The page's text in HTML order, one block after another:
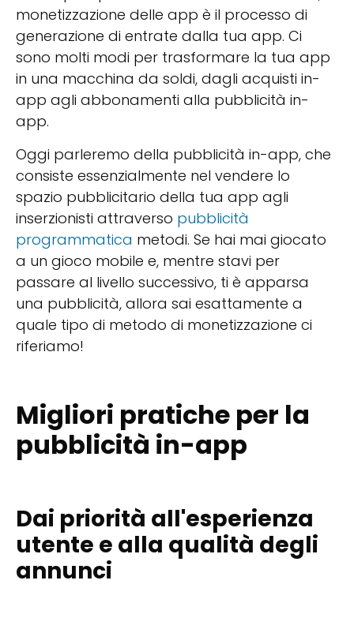
monetizzazione delle app è il processo di
generazione di entrate dalla tua app. Ci
sono molti modi per trasformare la tua app
in una macchina da soldi, dagli acquisti in-
app agli abbonamenti alla pubblicità in-
app.
Oggi parleremo della pubblicità in-app, che
consiste essenzialmente nel vendere lo
spazio pubblicitario della tua app agli
inserzionisti attraverso pubblicità
programmatica metodi. Se hai mai giocato
a un gioco mobile e, mentre stavi per
passare al livello successivo, ti è apparsa
una pubblicità, allora sai esattamente a
quale tipo di metodo di monetizzazione ci
riferiamo!
Migliori pratiche per la
pubblicità in-app
Dai priorità all'esperienza
utente e alla qualità degli
annunci